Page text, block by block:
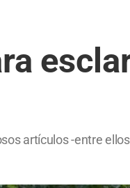
artículos -entre